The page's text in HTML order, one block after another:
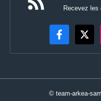
Recevez les
© team-arkea-